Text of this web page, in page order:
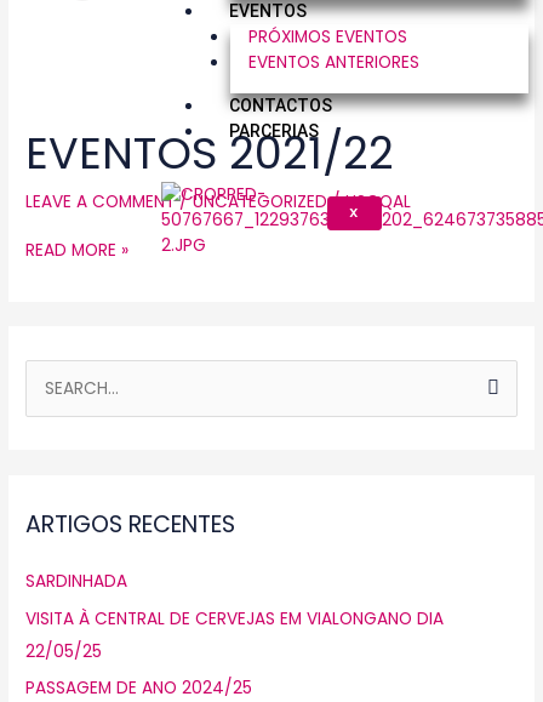
EVENTOS
PRÓXIMOS EVENTOS
EVENTOS ANTERIORES
CONTACTOS
PARCERIAS
X
EVENTOS 2021/22
LEAVE A COMMENT /UNCATEGORIZED/USCQAL
READ MORE »
E
C
F
O
R
:
ARTIGOS RECENTES
SARDINHADA
VISITA À CENTRAL DE CERVEJAS EM VIALONGANO DIA
22/05/25
PASSAGEM DE ANO 2024/25